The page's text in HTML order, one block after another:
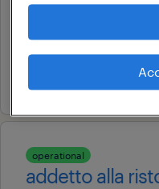
tempo
7 € - 9 € oraria
operational
addetto alla